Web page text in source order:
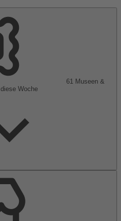
61 Museen &
diese Woche